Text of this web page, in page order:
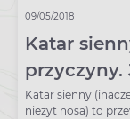
09/05/2018
Katar
alergiczny
Katar sienny
nieżyt nosa) to